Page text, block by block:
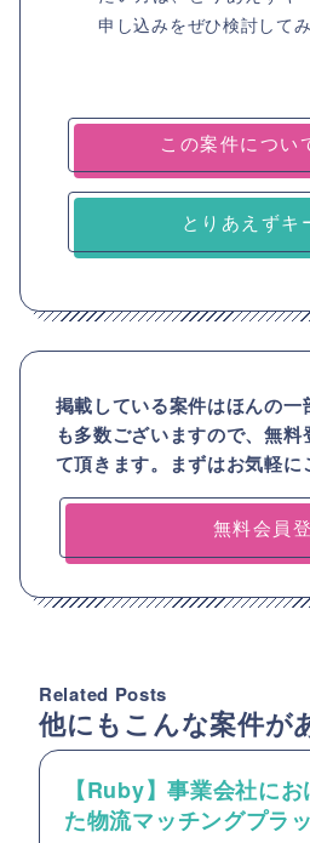
申し込みをぜひ検討して
とりあえずキ
掲載している案件はほんの
も多数ございますので、無料
て頂きます。まずはお気軽に
無料会員
Related Posts
他にもこんな案件が
【Ruby】事業会社に
た物流マッチングプラ